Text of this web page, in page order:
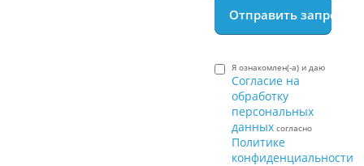
Я ознакомлен(-а) и даю
Согласие на
обработку
персональных
данных согласно
Политике
конфиденциальности